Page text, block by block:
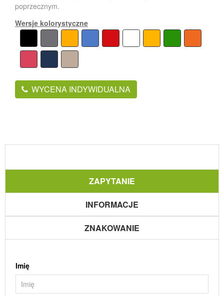
poprzecznym.
Wersje kolorystyczne
WYCENA INDYWIDUALNA
ZAPYTANIE
INFORMACJE
ZNAKOWANIE
Imię